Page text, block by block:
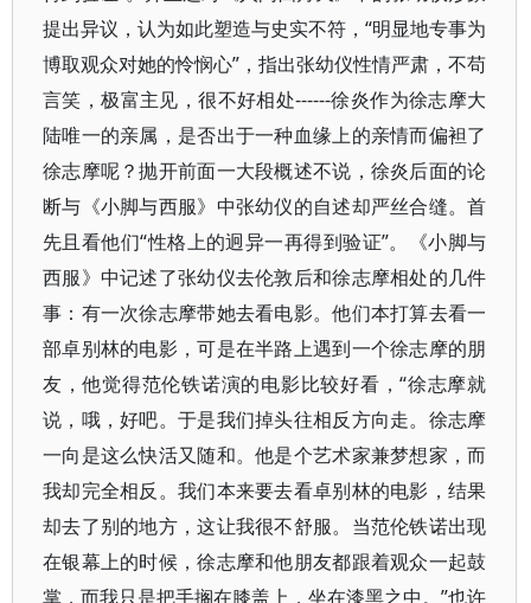
提出异议，认为如此塑造与史实不符，“明显地专事为
博取观众对她的怜悯心”，指出张幼仪性情严肃，不苟
言笑，极富主见，很不好相处------徐炎作为徐志摩大
陆唯一的亲属，是否出于一种血缘上的亲情而偏袒了
徐志摩呢？抛开前面一大段概述不说，徐炎后面的论
断与《小脚与西服》中张幼仪的自述却严丝合缝。首
先且看他们“性格上的迥异一再得到验证”。《小脚与
西服》中记述了张幼仪去伦敦后和徐志摩相处的几件
事：有一次徐志摩带她去看电影。他们本打算去看一
部卓别林的电影，可是在半路上遇到一个徐志摩的朋
友，他觉得范伦铁诺演的电影比较好看，“徐志摩就
说，哦，好吧。于是我们掉头往相反方向走。徐志摩
一向是这么快活又随和。他是个艺术家兼梦想家，而
我却完全相反。我们本来要去看卓别林的电影，结果
却去了别的地方，这让我很不舒服。当范伦铁诺出现
在银幕上的时候，徐志摩和他朋友都跟着观众一起鼓
掌，而我只是把手搁在膝盖上，坐在漆黑之中。”也许